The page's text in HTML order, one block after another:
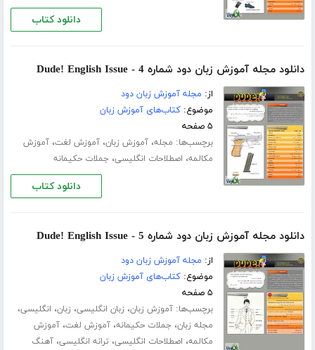
دانلود کتاب
دانلود مجله آموزش زبان دود شماره 4 - Dude! English Issue
از: مجله آموزش زبان دود
موضوع:کتاب‌های آموزش زبان
۵ صفحه
برچسب‌ها: مجله،آموزش زبان،آموزش لغت،آموزش
مکالمه، اصطلاحات انگلیسی، جملات حکیمانه
دانلود کتاب
دانلود مجله آموزش زبان دود شماره 5 - Dude! English Issue
از: مجله آموزش زبان دود
موضوع:کتاب‌های آموزش زبان
۵ صفحه
برچسب‌ها:آموزش زبان، زبان انگلیسی، زبان، انگلیسی،
مجله زبان، جملات حکیمانه،آموزش لغت،آموزش
مکالمه، اصطلاحات انگلیسی، ترانه انگلیسی،آهنگ